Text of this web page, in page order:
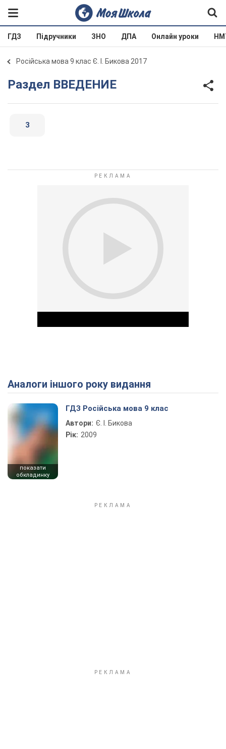
ГДЗ Підручники ЗНО ДПА Онлайн уроки
Російська мова 9 клас Є. І. Бикова 2017
Раздел ВВЕДЕНИЕ
3
Play Video
Аналоги іншого року видання
показати
обкладинку
ГДЗ Російська мова 9 клас
Автори: Є. І. Бикова
Рік: 2009